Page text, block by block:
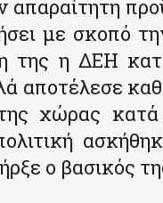
απαραίτητη
με σκοπό
της η ΔΕΗ
αποτέλεσε
χώρας
ο βασικός